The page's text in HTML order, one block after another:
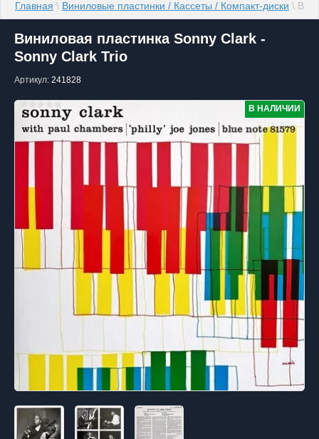
Главная \ Виниловые пластинки / Кассеты / Компакт-диски \
Виниловая пластинка Sonny Clark -
Sonny Clark Trio
Артикул: 241828
В НАЛИЧИИ